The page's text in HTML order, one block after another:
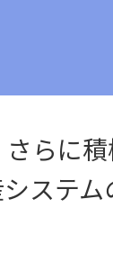
らに
ステ